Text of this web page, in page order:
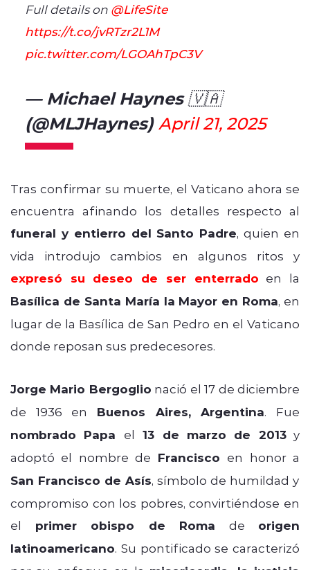
Full details on @LifeSite
https://t.co/jvRTzr2L1M
pic.twitter.com/LGOAhTpC3V
— Michael Haynes 🇻🇦
(@MLJHaynes) April 21, 2025
Tras confirmar su muerte, el Vaticano ahora se
encuentra afinando los detalles respecto al
funeral y entierro del Santo Padre, quien en
vida introdujo cambios en algunos ritos y
expresó su deseo de ser enterrado en la
Basílica de Santa María la Mayor en Roma, en
lugar de la Basílica de San Pedro en el Vaticano
donde reposan sus predecesores.
Jorge Mario Bergoglio nació el 17 de diciembre
de 1936 en Buenos Aires, Argentina. Fue
nombrado Papa el 13 de marzo de 2013y
adoptó el nombre de Francisco en honor a
San Francisco de Asís, símbolo de humildad y
compromiso con los pobres, convirtiéndose en
el primer obispo de Roma de origen
latinoamericano. Su pontificado se caracterizó